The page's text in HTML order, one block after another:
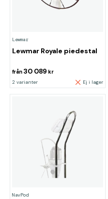
Lewmar
Lewmar Royale piedestal
från 30 089 kr
2 varianter Ej i lager
NavPod